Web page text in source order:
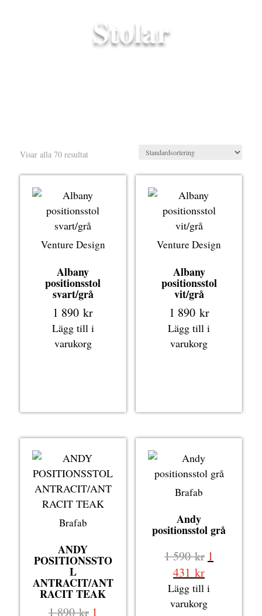
Stolar
Visar alla 70 resultat
Venture Design
Albany
positionsstol
svart/grå
1 890kr
Lägg till i
varukorg
Venture Design
Albany
positionsstol
vit/grå
1 890 kr
Lägg till i
varukorg
Brafab
ANDY
POSITIONSSTO
L
ANTRACIT/ANT
RACIT TEAK
1 890kr Det
1
Brafab
Andy
positionsstol grå
1 590kr Det
priset
var:
1
431 krDet
nuvarande
priset
Lägg till i
varukorg